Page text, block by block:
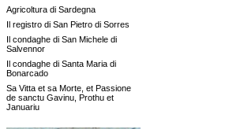
Agricoltura di Sardegna
Il registro di San Pietro di Sorres
Il condaghe di San Michele di
Salvennor
Il condaghe di Santa Maria di
Bonarcado
Sa Vitta et sa Morte, et Passione
de sanctu Gavinu, Prothu et
Januariu